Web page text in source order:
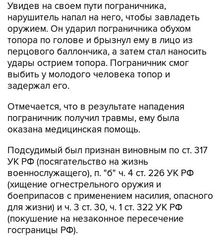
Увидев на своем пути пограничника,
нарушитель напал на него, чтобы завладеть
оружием. Он ударил пограничника обухом
топора по голове и брызнул ему в лицо из
перцового баллончика, а затем стал наносить
удары острием топора. Пограничник смог
выбить у молодого человека топор и
задержал его.
Отмечается, что в результате нападения
пограничник получил травмы, ему была
оказана медицинская помощь.
Подсудимый был признан виновным по ст. 317
УК РФ (посягательство на жизнь
военнослужащего), п. "б" ч. 4 ст. 226 УК РФ
(хищение огнестрельного оружия и
боеприпасов с применением насилия, опасного
для жизни) и ч. 3 ст. 30, ч. 1 ст. 322 УК РФ
(покушение на незаконное пересечение
госграницы РФ).